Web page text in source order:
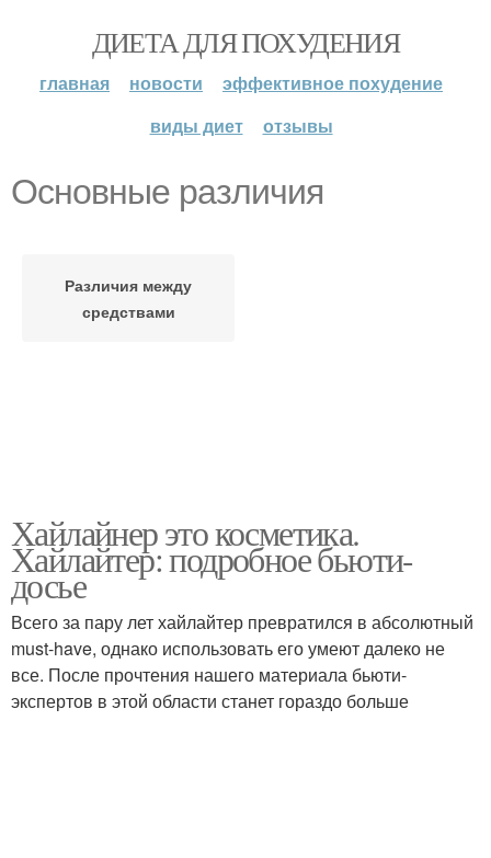
ДИЕТА ДЛЯ ПОХУДЕНИЯ
главная новости
эффективное похудение
виды диет
отзывы
Основные различия
Различия между
средствами
Хайлайнер это косметика.
Хайлайтер: подробное бьюти-
досье
Всего за пару лет хайлайтер превратился в абсолютный
must-have, однако использовать его умеют далеко не
все. После прочтения нашего материала бьюти-
экспертов в этой области станет гораздо больше